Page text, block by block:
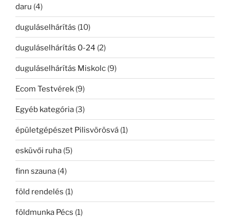
daru (4)
duguláselhárítás (10)
duguláselhárítás 0-24 (2)
duguláselhárítás Miskolc (9)
Ecom Testvérek (9)
Egyéb kategória (3)
épületgépészet Pilisvörösvá (1)
esküvői ruha (5)
finn szauna (4)
föld rendelés (1)
földmunka Pécs (1)